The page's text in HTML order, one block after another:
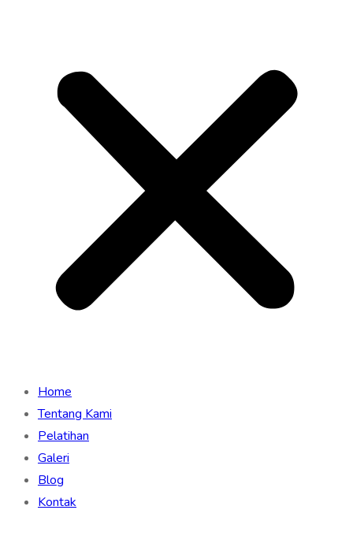
Home
Tentang Kami
Pelatihan
Galeri
Blog
Kontak